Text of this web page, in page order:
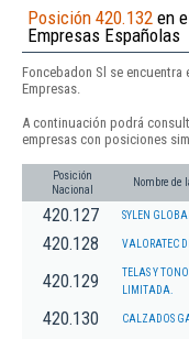
Posición 420.132 en
Empresas Españolas
Foncebadon Sl se encuentra
Empresas.
A continuación podrá
empresas con posiciones
Posición
Nacional
Nombre de
420.127 SYLEN
420.128 VALORATEC
420.129
TELAS Y
LIMITADA.
420.130 CALZADOS